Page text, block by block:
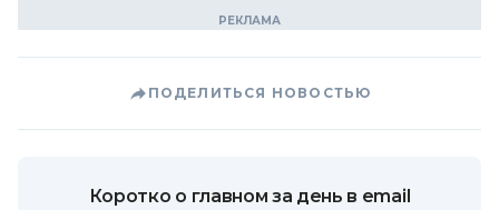
ПОДЕЛИТЬСЯ НОВОСТЬЮ
Коротко о главном за день в email